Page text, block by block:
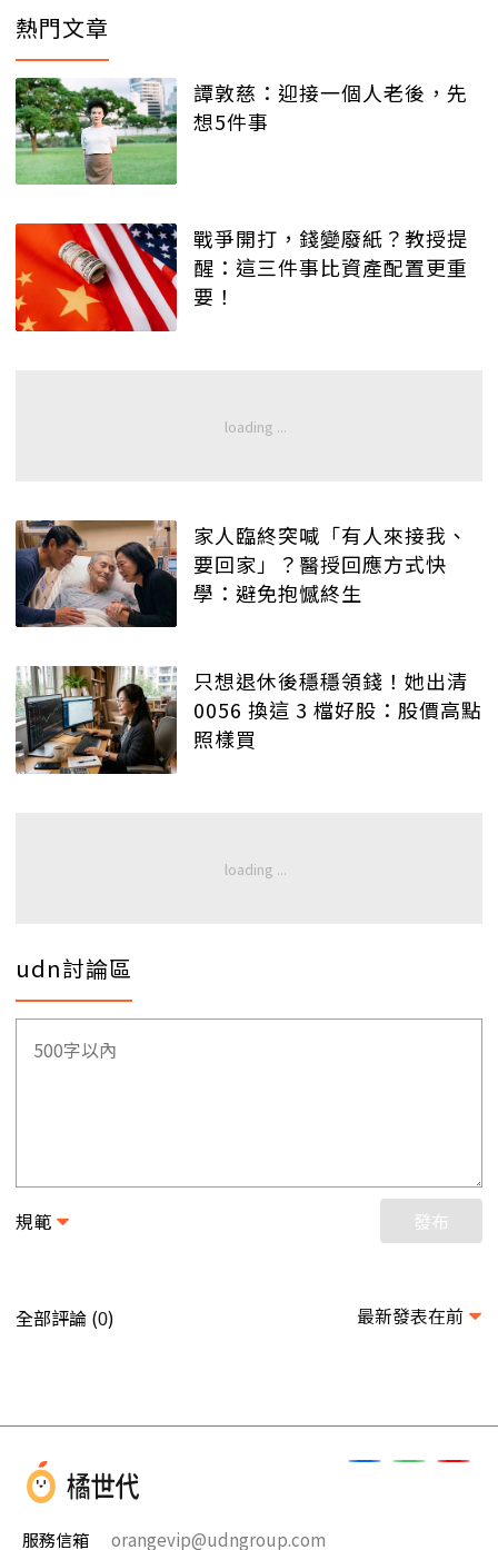
熱門文章
譚敦慈：迎接一個人老後，先
想5件事
戰爭開打，錢變廢紙？教授提
醒：這三件事比資產配置更重
要！
家人臨終突喊「有人來接我、
要回家」？醫授回應方式快
學：避免抱憾終生
只想退休後穩穩領錢！她出清
0056 換這 3 檔好股：股價高點
照樣買
udn討論區
規範 發布
全部評論 (0) 最新發表在前
服務信箱 orangevip@udngroup.com